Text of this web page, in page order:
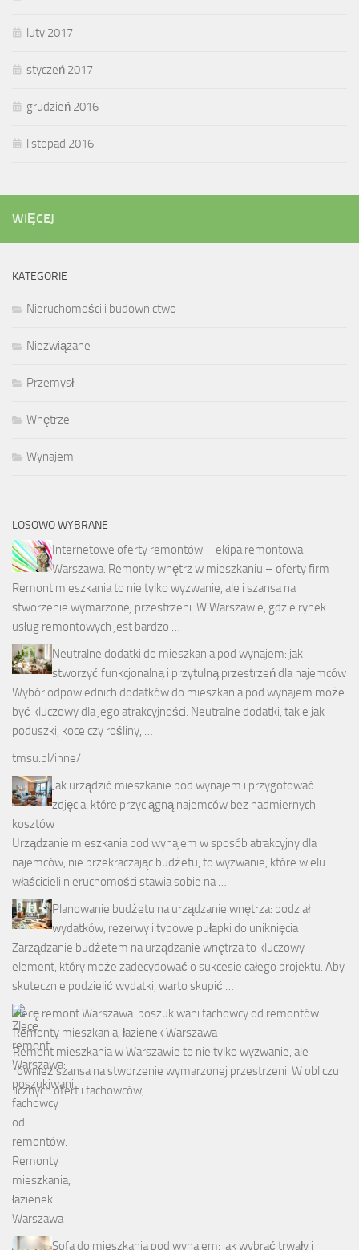
luty 2017
styczeń 2017
grudzień 2016
listopad 2016
WIĘCEJ
KATEGORIE
Nieruchomości i budownictwo
Niezwiązane
Przemysł
Wnętrze
Wynajem
LOSOWO WYBRANE
Internetowe oferty remontów – ekipa remontowa
Warszawa. Remonty wnętrz w mieszkaniu – oferty firm
Remont mieszkania to nie tylko wyzwanie, ale i szansa na
stworzenie wymarzonej przestrzeni. W Warszawie, gdzie rynek
usług remontowych jest bardzo …
Neutralne dodatki do mieszkania pod wynajem: jak
stworzyć funkcjonalną i przytulną przestrzeń dla najemców
Wybór odpowiednich dodatków do mieszkania pod wynajem może
być kluczowy dla jego atrakcyjności. Neutralne dodatki, takie jak
poduszki, koce czy rośliny, …
tmsu.pl/inne/
Jak urządzić mieszkanie pod wynajem i przygotować
zdjęcia, które przyciągną najemców bez nadmiernych
kosztów
Urządzanie mieszkania pod wynajem w sposób atrakcyjny dla
najemców, nie przekraczając budżetu, to wyzwanie, które wielu
właścicieli nieruchomości stawia sobie na …
Planowanie budżetu na urządzanie wnętrza: podział
wydatków, rezerwy i typowe pułapki do uniknięcia
Zarządzanie budżetem na urządzanie wnętrza to kluczowy
element, który może zadecydować o sukcesie całego projektu. Aby
skutecznie podzielić wydatki, warto skupić …
Zlecę remont Warszawa: poszukiwani fachowcy od remontów.
Remonty mieszkania, łazienek Warszawa
Remont mieszkania w Warszawie to nie tylko wyzwanie, ale
również szansa na stworzenie wymarzonej przestrzeni. W obliczu
licznych ofert i fachowców, …
Sofa do mieszkania pod wynajem: jak wybrać trwały i